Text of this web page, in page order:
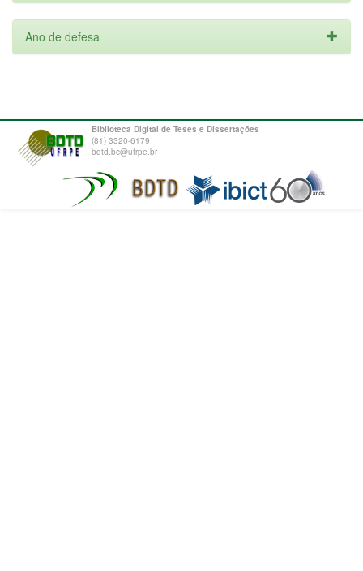
Ano de defesa
Biblioteca Digital de Teses e Dissertações
(81) 3320-6179
bdtd.bc@ufrpe.br